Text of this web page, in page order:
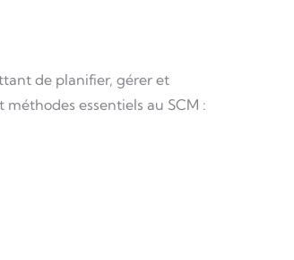
de planifier, gérer et
essentiels au SCM :